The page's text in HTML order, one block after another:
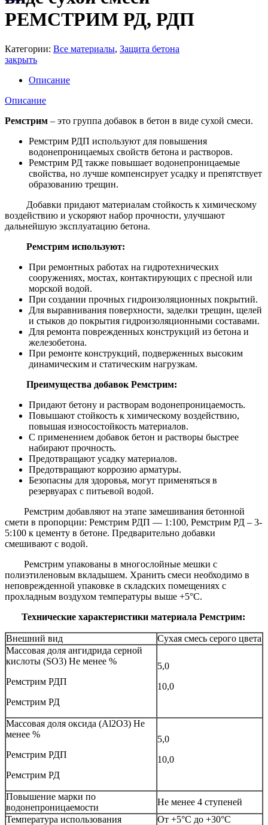
РЕМСТРИМ РД, РДП
Категории: Все материалы, Защита бетона
закрыть
Описание
Описание
Ремстрим – это группа добавок в бетон в виде сухой смеси.
Ремстрим РДП используют для повышения
водонепроницаемых свойств бетона и растворов.
Ремстрим РД также повышает водонепроницаемые
свойства, но лучше компенсирует усадку и препятствует
образованию трещин.
Добавки придают материалам стойкость к химическому
воздействию и ускоряют набор прочности, улучшают
дальнейшую эксплуатацию бетона.
Ремстрим используют:
При ремонтных работах на гидротехнических
сооружениях, мостах, контактирующих с пресной или
морской водой.
При создании прочных гидроизоляционных покрытий.
Для выравнивания поверхности, заделки трещин, щелей
и стыков до покрытия гидроизоляционными составами.
Для ремонта поврежденных конструкций из бетона и
железобетона.
При ремонте конструкций, подверженных высоким
динамическим и статическим нагрузкам.
Преимущества добавок Ремстрим:
Придают бетону и растворам водонепроницаемость.
Повышают стойкость к химическому воздействию,
повышая износостойкость материалов.
С применением добавок бетон и растворы быстрее
набирают прочность.
Предотвращают усадку материалов.
Предотвращают коррозию арматуры.
Безопасны для здоровья, могут применяться в
резервуарах с питьевой водой.
Ремстрим добавляют на этапе замешивания бетонной
смети в пропорции: Ремстрим РДП — 1:100, Ремстрим РД – 3-
5:100 к цементу в бетоне. Предварительно добавки
смешивают с водой.
Ремстрим упакованы в многослойные мешки с
полиэтиленовым вкладышем. Хранить смеси необходимо в
неповрежденной упаковке в складских помещениях с
прохладным воздухом температуры выше +5°С.
Технические характеристики материала Ремстрим:
Внешний вид
Сухая смесь серого цвета
Массовая доля ангидрида серной
кислоты (SO3) Не менее %
Ремстрим РДП
Ремстрим РД
5,0
10,0
Массовая доля оксида (Al2O3) Не
менее %
Ремстрим РДП
Ремстрим РД
5,0
10,0
Повышение марки по
водонепроницаемости
Не менее 4 ступеней
Температура использования
От +5°С до +30°С